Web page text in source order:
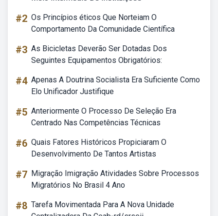
#2 Os Princípios éticos Que Norteiam O
Comportamento Da Comunidade Científica
#3 As Bicicletas Deverão Ser Dotadas Dos
Seguintes Equipamentos Obrigatórios:
#4 Apenas A Doutrina Socialista Era Suficiente Como
Elo Unificador Justifique
#5 Anteriormente O Processo De Seleção Era
Centrado Nas Competências Técnicas
#6 Quais Fatores Históricos Propiciaram O
Desenvolvimento De Tantos Artistas
#7 Migração Imigração Atividades Sobre Processos
Migratórios No Brasil 4 Ano
#8 Tarefa Movimentada Para A Nova Unidade